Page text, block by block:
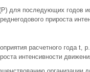
для последующих годов
прироста
расчетного года t,
интенсивности